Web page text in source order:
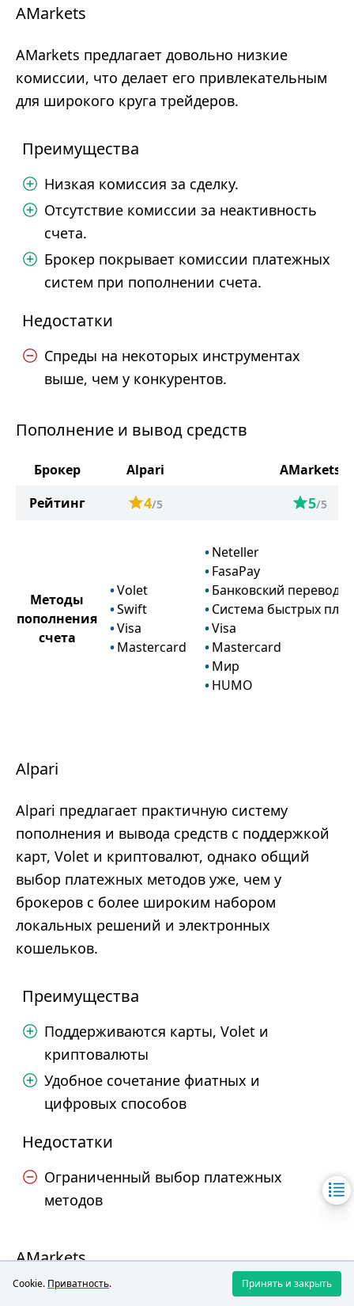
AMarkets
AMarkets предлагает довольно низкие
комиссии, что делает его привлекательным
для широкого круга трейдеров.
Преимущества
Низкая комиссия за сделку.
Отсутствие комиссии за неактивность
счета.
Брокер покрывает комиссии платежных
систем при пополнении счета.
Недостатки
Спреды на некоторых инструментах
выше, чем у конкурентов.
Пополнение и вывод средств
Брокер Alpari
AMarkets
Рейтинг
4/5 5/5
Методы
пополнения
счета
Volet
Swift
Visa
Mastercard
Neteller
FasaPay
Банковский перевод
Система быстрых
Visa
Mastercard
Мир
HUMO
Alpari
Alpari предлагает практичную систему
пополнения и вывода средств с поддержкой
карт, Volet и криптовалют, однако общий
выбор платежных методов уже, чем у
брокеров с более широким набором
локальных решений и электронных
кошельков.
Преимущества
Поддерживаются карты, Volet и
криптовалюты
Удобное сочетание фиатных и
цифровых способов
Недостатки
Ограниченный выбор платежных
методов
AMarkets
Условия пополнения счета и вывода средств
Cookie. Приватность. Принять и закрыть